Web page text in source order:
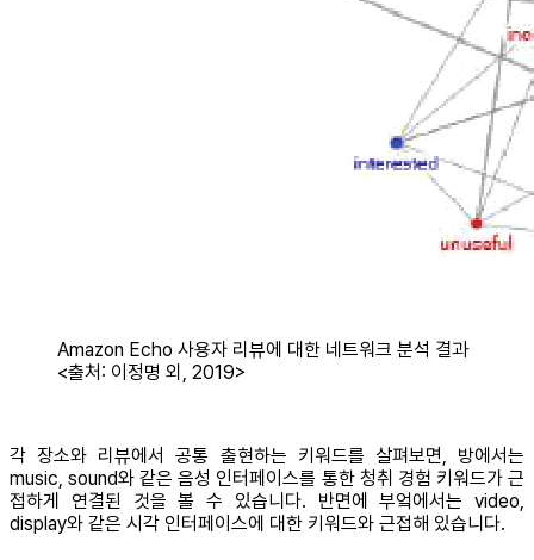
Amazon Echo 사용자 리뷰에 대한 네트워크 분석 결과
<출처: 이정명 외, 2019>
각 장소와 리뷰에서 공통 출현하는 키워드를 살펴보면, 방에서는
music, sound와 같은 음성 인터페이스를 통한 청취 경험 키워드가 근
접하게 연결된 것을 볼 수 있습니다. 반면에 부엌에서는 video,
display와 같은 시각 인터페이스에 대한 키워드와 근접해 있습니다.